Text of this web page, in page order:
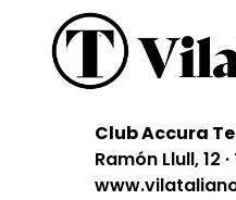
Club Accura
Ramón Llull, 12